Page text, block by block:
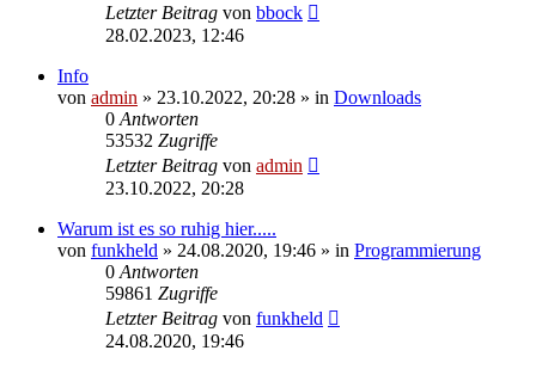
Letzter Beitrag von bbock
28.02.2023, 12:46
Info
von admin » 23.10.2022, 20:28 » in Downloads
0 Antworten
53532 Zugriffe
Letzter Beitrag von admin
23.10.2022, 20:28
Warum ist es so ruhig hier.....
von funkheld » 24.08.2020, 19:46 » in Programmierung
0 Antworten
59861 Zugriffe
Letzter Beitrag von funkheld
24.08.2020, 19:46